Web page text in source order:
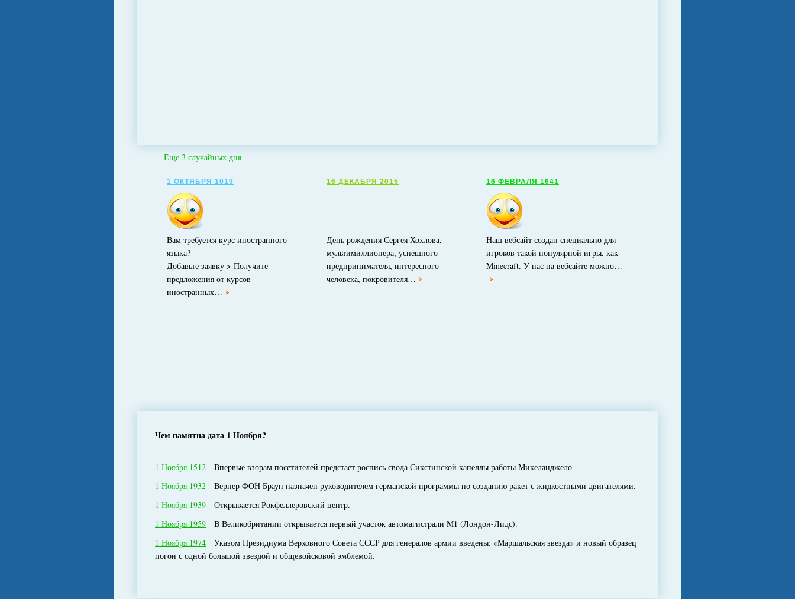
Еще 3 случайных дня
1 ОКТЯБРЯ 1019
Вам требуется курс иностранного
языка?
Добавьте заявку > Получите
предложения от курсов
иностранных…
16 ДЕКАБРЯ 2015
День рождения Сергея Хохлова,
мультимиллионера, успешного
предпринимателя, интересного
человека, покровителя…
16 ФЕВРАЛЯ 1641
Наш вебсайт создан специально для
игроков такой популярной игры, как
Minecraft. У нас на вебсайте можно…
Чем памятна дата 1 Ноября?
1 Ноября 1512 Впервые взорам посетителей предстает роспись свода Сикстинской капеллы работы Микеланджело
1 Ноября 1932 Вернер ФОН Браун назначен руководителем германской программы по созданию ракет с жидкостными двигателями.
1 Ноября 1939 Открывается Рокфеллеровский центр.
1 Ноября 1959 В Великобритании открывается первый участок автомагистрали М1 (Лондон-Лидс).
1 Ноября 1974 Указом Президиума Верховного Совета СССР для генералов армии введены: «Маршальская звезда» и новый образец
погон с одной большой звездой и общевойсковой эмблемой.